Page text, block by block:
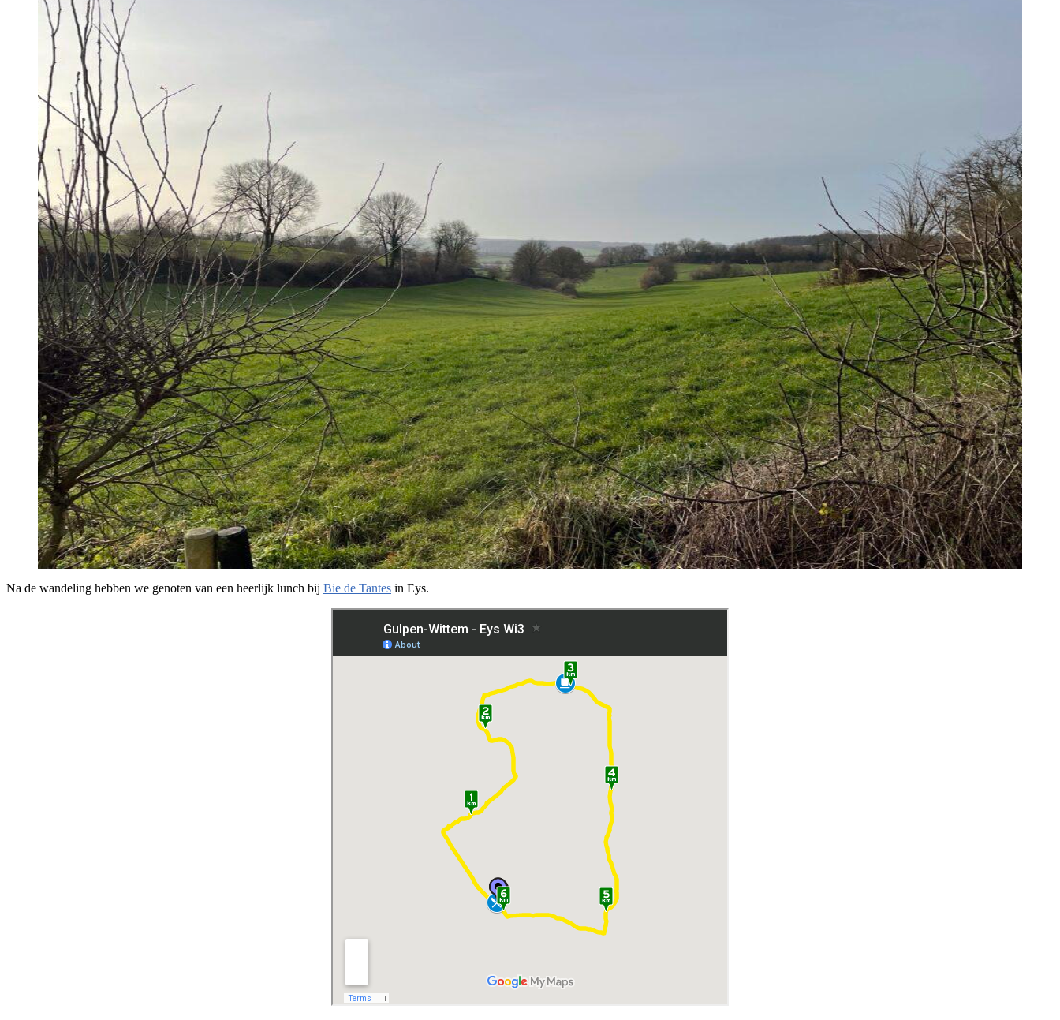
Na de wandeling hebben we genoten van een heerlijk lunch bij Bie de Tantes in Eys.